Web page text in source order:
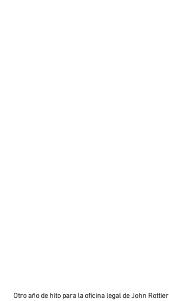
Otro año de hito para la oficina legal de John Rottier